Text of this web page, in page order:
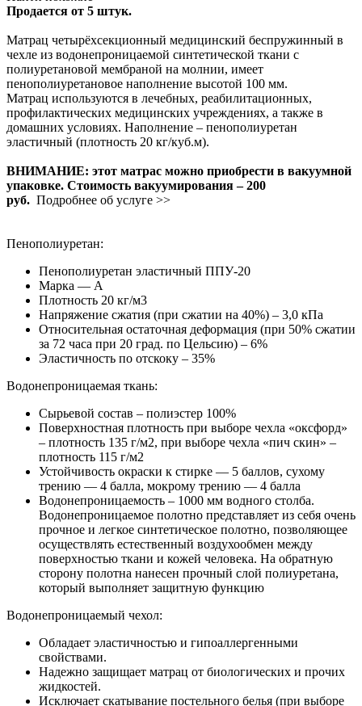
Продается от 5 штук.
Матрац четырёхсекционный медицинский беспружинный в
чехле из водонепроницаемой синтетической ткани с
полиуретановой мембраной на молнии, имеет
пенополиуретановое наполнение высотой 100 мм.
Матрац используются в лечебных, реабилитационных,
профилактических медицинских учреждениях, а также в
домашних условиях. Наполнение – пенополиуретан
эластичный (плотность 20 кг/куб.м).
ВНИМАНИЕ: этот матрас можно приобрести в вакуумной
упаковке. Стоимость вакуумирования – 200
руб. Подробнее об услуге >>
Пенополиуретан:
Пенополиуретан эластичный ППУ-20
Марка — А
Плотность 20 кг/м3
Напряжение сжатия (при сжатии на 40%) – 3,0 кПа
Относительная остаточная деформация (при 50% сжатии
за 72 часа при 20 град. по Цельсию) – 6%
Эластичность по отскоку – 35%
Водонепроницаемая ткань:
Сырьевой состав – полиэстер 100%
Поверхностная плотность при выборе чехла «оксфорд»
– плотность 135 г/м2, при выборе чехла «пич скин» –
плотность 115 г/м2
Устойчивость окраски к стирке — 5 баллов, сухому
трению — 4 балла, мокрому трению — 4 балла
Водонепроницаемость – 1000 мм водного столба.
Водонепроницаемое полотно представляет из себя очень
прочное и легкое синтетическое полотно, позволяющее
осуществлять естественный воздухообмен между
поверхностью ткани и кожей человека. На обратную
сторону полотна нанесен прочный слой полиуретана,
который выполняет защитную функцию
Водонепроницаемый чехол:
Обладает эластичностью и гипоаллергенными
свойствами.
Надежно защищает матрац от биологических и прочих
жидкостей.
Исключает скатывание постельного белья (при выборе